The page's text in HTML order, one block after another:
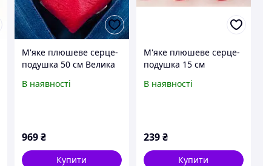
М'яке плюшеве серце-
подушка 50 см Велика
Романтичний
В наявності
969 ₴
Купити
М'яке плюшеве серце-
подушка 15 см
подушки
В наявності
239₴
Купити